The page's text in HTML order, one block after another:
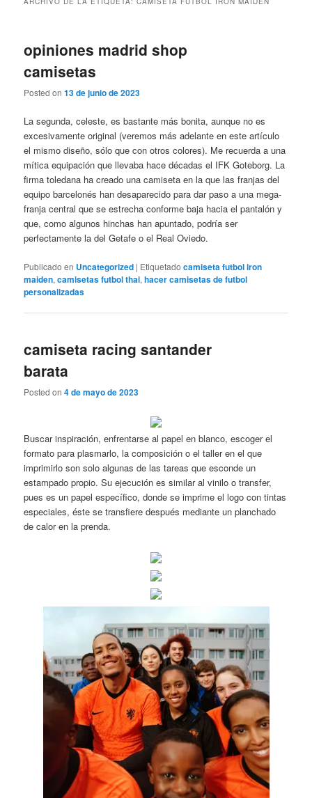
opiniones madrid shop
camisetas
Posted on13 de junio de 2023
La segunda, celeste, es bastante más bonita, aunque no es
excesivamente original (veremos más adelante en este artículo
el mismo diseño, sólo que con otros colores). Me recuerda a una
mítica equipación que llevaba hace décadas el IFK Goteborg. La
firma toledana ha creado una camiseta en la que las franjas del
equipo barcelonés han desaparecido para dar paso a una mega-
franja central que se estrecha conforme baja hacia el pantalón y
que, como algunos hinchas han apuntado, podría ser
perfectamente la del Getafe o el Real Oviedo.
Publicado en Uncategorized | Etiquetado camiseta futbol iron
maiden,camisetas futbol thai,hacer camisetas de futbol
personalizadas
camiseta racing santander
barata
Posted on4 de mayo de 2023
Buscar inspiración, enfrentarse al papel en blanco, escoger el
formato para plasmarlo, la composición o el taller en el que
imprimirlo son solo algunas de las tareas que esconde un
estampado propio. Su ejecución es similar al vinilo o transfer,
pues es un papel específico, donde se imprime el logo con tintas
especiales, éste se transfiere después mediante un planchado
de calor en la prenda.